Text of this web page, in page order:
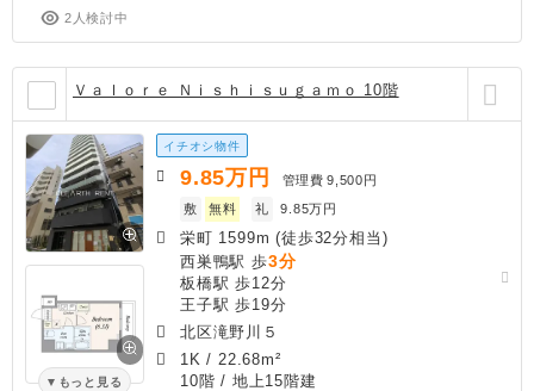
2人検討中
Ｖａｌｏｒｅ Ｎｉｓｈｉｓｕｇａｍｏ 10階
もっと見る
イチオシ物件
9.85万円 管理費 9,500円
敷
無料 礼 9.85万円
栄町 1599m (徒歩32分相当)
西巣鴨駅 歩3分
板橋駅 歩12分
王子駅 歩19分
北区滝野川５
1K / 22.68m²
10階 / 地上15階建